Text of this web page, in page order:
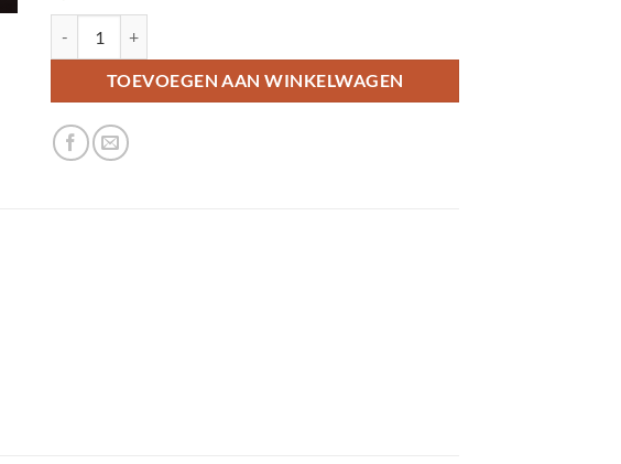
TOEVOEGEN AAN WINKELWAGEN